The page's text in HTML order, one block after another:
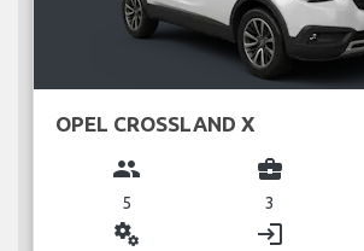
OPEL CROSSLAND X
group
5
business_center
3
miscellaneous_services login